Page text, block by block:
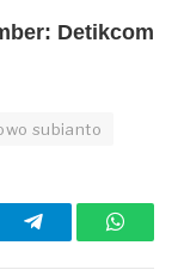
Detikcom
subianto
Telegram